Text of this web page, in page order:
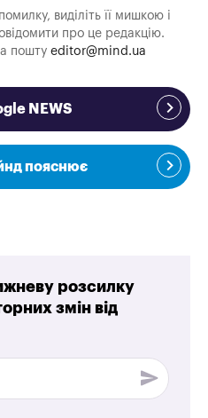
виділіть її мишкою і
про це редакцію.
пошту editor@mind.ua
NEWS
пояснює
розсилку
змін від